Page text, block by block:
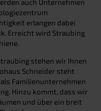
erlangen dabei
Erreicht wird Straubing
stehen wir Ihnen
Schneider steht
Familienunternehmen
Hinzu kommt, dass wir
und über ein breit